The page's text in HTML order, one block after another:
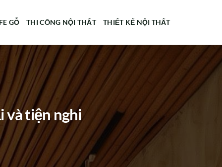
GỖ THI CÔNG NỘI THẤT THIẾT KẾ NỘI THẤT
và tiện nghi